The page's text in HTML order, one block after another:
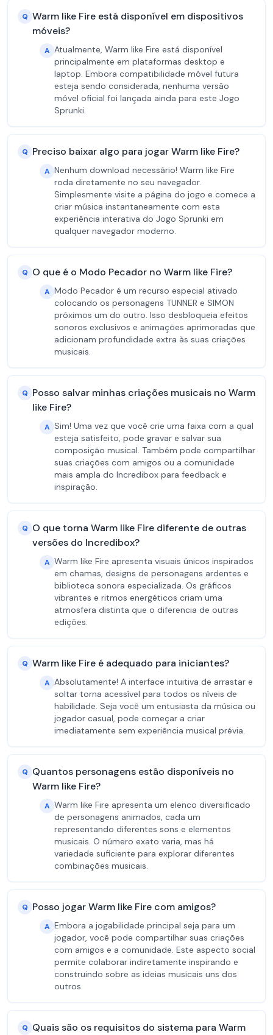
Q Warm like Fire está disponível em dispositivos
móveis?
A Atualmente, Warm like Fire está disponível
principalmente em plataformas desktop e
laptop. Embora compatibilidade móvel futura
esteja sendo considerada, nenhuma versão
móvel oficial foi lançada ainda para este Jogo
Sprunki.
Q Preciso baixar algo para jogar Warm like Fire?
A Nenhum download necessário! Warm like Fire
roda diretamente no seu navegador.
Simplesmente visite a página do jogo e comece a
criar música instantaneamente com esta
experiência interativa do Jogo Sprunki em
qualquer navegador moderno.
Q O que é o Modo Pecador no Warm like Fire?
A Modo Pecador é um recurso especial ativado
colocando os personagens TUNNER e SIMON
próximos um do outro. Isso desbloqueia efeitos
sonoros exclusivos e animações aprimoradas que
adicionam profundidade extra às suas criações
musicais.
Q Posso salvar minhas criações musicais no Warm
like Fire?
A Sim! Uma vez que você crie uma faixa com a qual
esteja satisfeito, pode gravar e salvar sua
composição musical. Também pode compartilhar
suas criações com amigos ou a comunidade
mais ampla do Incredibox para feedback e
inspiração.
Q O que torna Warm like Fire diferente de outras
versões do Incredibox?
A Warm like Fire apresenta visuais únicos inspirados
em chamas, designs de personagens ardentes e
biblioteca sonora especializada. Os gráficos
vibrantes e ritmos energéticos criam uma
atmosfera distinta que o diferencia de outras
edições.
Q Warm like Fire é adequado para iniciantes?
A Absolutamente! A interface intuitiva de arrastar e
soltar torna acessível para todos os níveis de
habilidade. Seja você um entusiasta da música ou
jogador casual, pode começar a criar
imediatamente sem experiência musical prévia.
Q Quantos personagens estão disponíveis no
Warm like Fire?
A Warm like Fire apresenta um elenco diversificado
de personagens animados, cada um
representando diferentes sons e elementos
musicais. O número exato varia, mas há
variedade suficiente para explorar diferentes
combinações musicais.
Q Posso jogar Warm like Fire com amigos?
A Embora a jogabilidade principal seja para um
jogador, você pode compartilhar suas criações
com amigos e a comunidade. Este aspecto social
permite colaborar indiretamente inspirando e
construindo sobre as ideias musicais uns dos
outros.
Q Quais são os requisitos do sistema para Warm